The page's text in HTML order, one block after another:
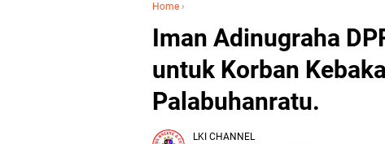
Home ›
Iman Adinugraha
untuk Korban
Palabuhanratu.
LKI CHANNEL